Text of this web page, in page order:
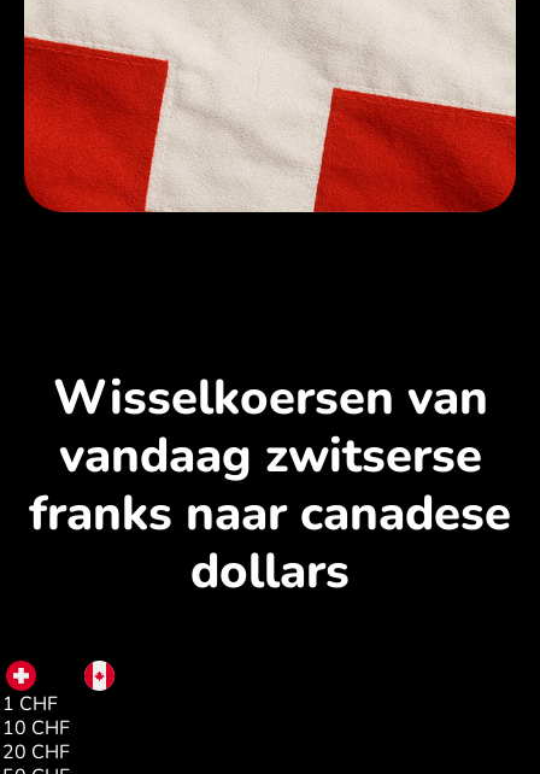
Wisselkoersen van
vandaag zwitserse
franks naar canadese
dollars
CHF
1 CHF
10 CHF
20 CHF